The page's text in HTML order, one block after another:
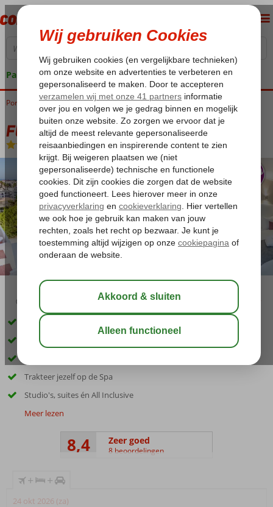
Pakketgarantie
Home
Portugal Algarve Albufeira Fly & Go Albufeira Sol
Fly & Go Albufeira Sol
All Inclusive- Appartement
02:45
Inclusief huurauto
Fantastisch zandstrand op loopafstand
Trakteer jezelf op de Spa
Studio's, suites én All Inclusive
Meer lezen
8,4 Zeer goed
8 beoordelingen
+ +
24 okt 2026 (za)